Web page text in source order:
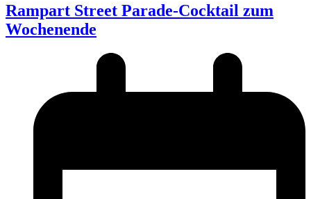
Rampart Street Parade-Cocktail zum
Wochenende